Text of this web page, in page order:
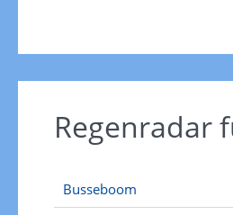
Regenradar
Busseboom